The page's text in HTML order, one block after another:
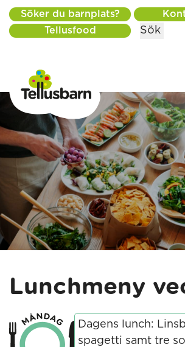
Söker du barnplats?
Tellusfood
Sök
Lunchmeny
Dagens lunch:
spagetti samt tre